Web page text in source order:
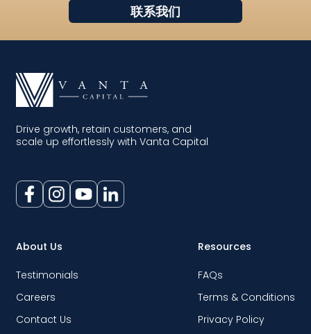
Understanding Your Business Credit Score
Essential Financial Literacy for Entrepreneurs
联系我们
Drive growth, retain customers, and
scale up effortlessly with Vanta Capital
About Us
Testimonials
Careers
Contact Us
Resources
FAQs
Terms & Conditions
Privacy Policy